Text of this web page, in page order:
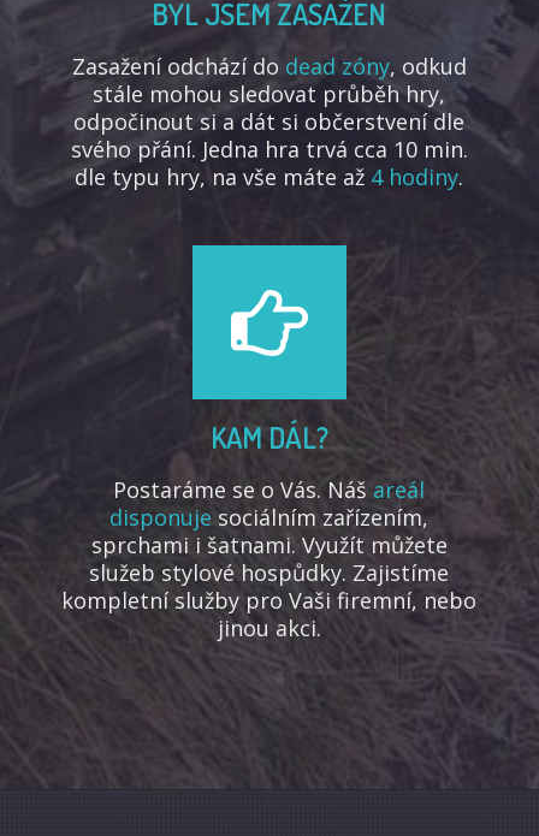
BYL JSEM ZASAŽEN
Zasažení odchází do dead zóny, odkud
stále mohou sledovat průběh hry,
odpočinout si a dát si občerstvení dle
svého přání. Jedna hra trvá cca 10 min.
dle typu hry, na vše máte až 4 hodiny.
KAM DÁL?
Postaráme se o Vás. Náš areál
disponujesociálním zařízením,
sprchami i šatnami. Využít můžete
služeb stylové hospůdky. Zajistíme
kompletní služby pro Vaši firemní, nebo
jinou akci.